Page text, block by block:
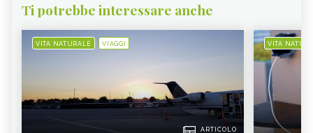
Ti potrebbe interessare anche
VITA NATURALE VIAGGI
ARTICOLO
VITA